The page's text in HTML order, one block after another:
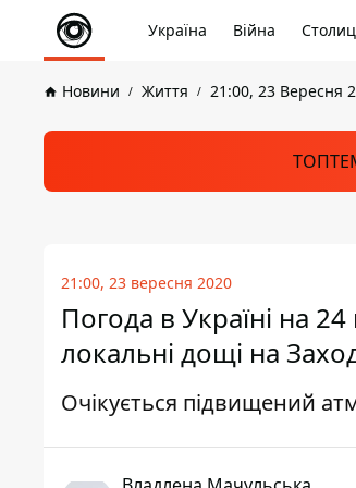
Україна Війна
Новини Життя 21:00, 23 Вересня
21:00, 23 вересня 2020
Погода в Україні на
локальні дощі на
Очікується підвищений